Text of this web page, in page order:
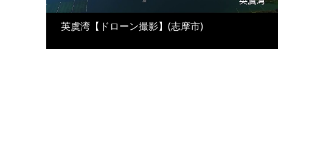
英虞湾【ドローン撮影】(志摩市)